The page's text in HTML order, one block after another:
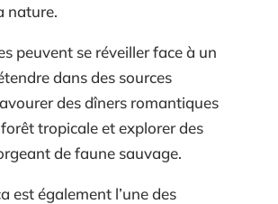
nature.
peuvent se réveiller face à un
dans des sources
des dîners romantiques
tropicale et explorer des
de faune sauvage.
est également l’une des